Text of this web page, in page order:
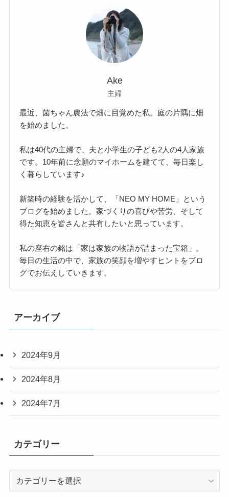
Ake
主婦
最近、菌ちゃん農法で畑に目覚めた私。庭の片隅に畑
を始めました。
私は40代の主婦で、夫と小学生の子ども2人の4人家族
です。10年前に念願のマイホームを建てて、毎日楽し
く暮らしています♪
新築時の経験を活かして、「NEO MY HOME」という
ブログを始めました。家づくりの喜びや苦労、そして
得た知恵を皆さんと共有したいと思っています。
私の座右の銘は「家は家族の物語が詰まった宝箱」。
毎日の生活の中で、家族の笑顔を増やすヒントをブロ
グでお伝えしていきます。
アーカイブ
2024年9月
2024年8月
2024年7月
カテゴリー